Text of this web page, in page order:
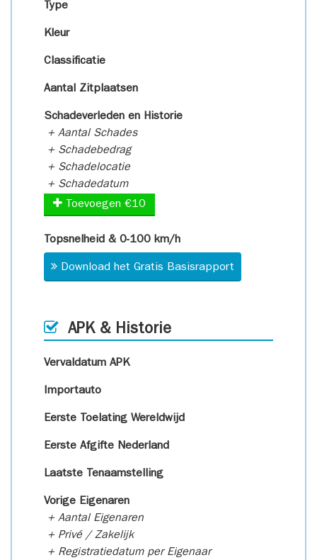
Type
Kleur
Classificatie
Aantal Zitplaatsen
Schadeverleden en Historie
+ Aantal Schades
+ Schadebedrag
+ Schadelocatie
+ Schadedatum
Toevoegen €10
Topsnelheid & 0-100 km/h
Download het Gratis Basisrapport
APK & Historie
Vervaldatum APK
Importauto
Eerste Toelating Wereldwijd
Eerste Afgifte Nederland
Laatste Tenaamstelling
Vorige Eigenaren
+ Aantal Eigenaren
+ Privé / Zakelijk
+ Registratiedatum per Eigenaar